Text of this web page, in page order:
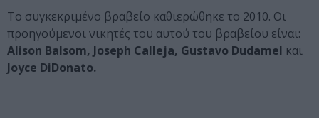
Το συγκεκριμένο βραβείο καθιερώθηκε το 2010. Οι
προηγούμενοι νικητές του αυτού του βραβείου είναι:
Alison Balsom, Joseph Calleja, Gustavo Dudamel και
Joyce DiDonato.